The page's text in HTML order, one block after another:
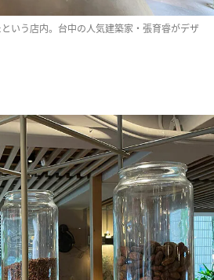
いう店内。台中の人気建築家・張育睿がデザ